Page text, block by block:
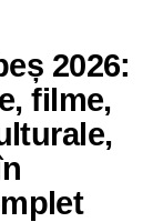
în două
drumului.
la spital
fost testați cu
2026:
filme,